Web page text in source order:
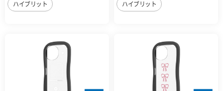
ハイブリット ハイブリット